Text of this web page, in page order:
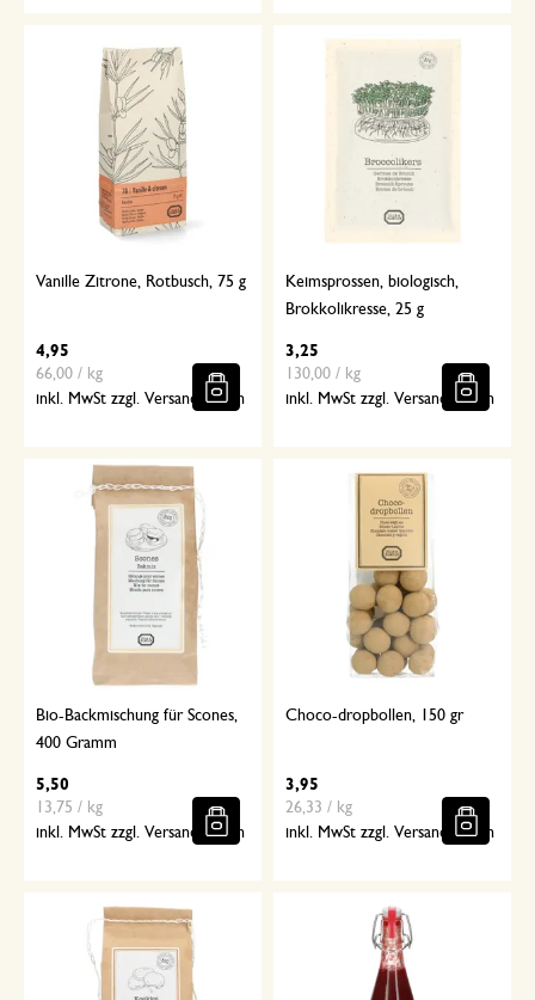
Vanille Zitrone, Rotbusch, 75 g
4,95
66,00 / kg
inkl. MwSt zzgl. Versandkosten
Keimsprossen, biologisch,
Brokkolikresse, 25 g
3,25
130,00 / kg
inkl. MwSt zzgl. Versandkosten
Bio-Backmischung für Scones,
400 Gramm
5,50
13,75 / kg
inkl. MwSt zzgl. Versandkosten
Choco-dropbollen, 150 gr
3,95
26,33 / kg
inkl. MwSt zzgl. Versandkosten